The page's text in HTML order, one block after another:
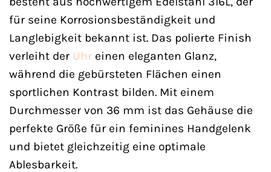
für seine Korrosionsbeständigkeit und
Langlebigkeit bekannt ist. Das polierte Finish
verleiht der Uhr einen eleganten Glanz,
während die gebürsteten Flächen einen
sportlichen Kontrast bilden. Mit einem
Durchmesser von 36 mm ist das Gehäuse die
perfekte Größe für ein feminines Handgelenk
und bietet gleichzeitig eine optimale
Ablesbarkeit.